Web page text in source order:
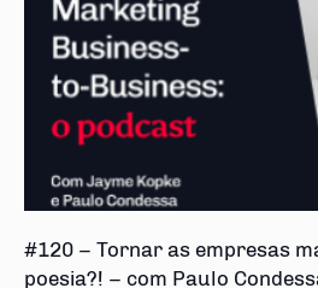
#120 – Tornar as empresas
poesia?! – com Paulo